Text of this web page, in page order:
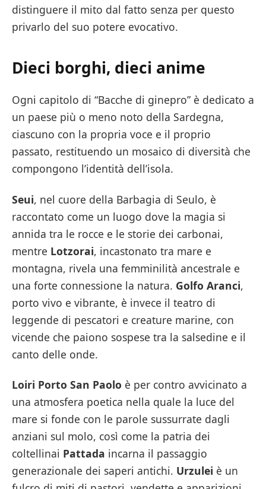
distinguere il mito dal fatto senza per questo
privarlo del suo potere evocativo.
Dieci borghi, dieci anime
Ogni capitolo di “Bacche di ginepro” è dedicato a
un paese più o meno noto della Sardegna,
ciascuno con la propria voce e il proprio
passato, restituendo un mosaico di diversità che
compongono l’identità dell’isola.
Seui, nel cuore della Barbagia di Seulo, è
raccontato come un luogo dove la magia si
annida tra le rocce e le storie dei carbonai,
mentre Lotzorai, incastonato tra mare e
montagna, rivela una femminilità ancestrale e
una forte connessione la natura. Golfo Aranci,
porto vivo e vibrante, è invece il teatro di
leggende di pescatori e creature marine, con
vicende che paiono sospese tra la salsedine e il
canto delle onde.
Loiri Porto San Paolo è per contro avvicinato a
una atmosfera poetica nella quale la luce del
mare si fonde con le parole sussurrate dagli
anziani sul molo, così come la patria dei
coltellinai Pattada incarna il passaggio
generazionale dei saperi antichi. Urzulei è un